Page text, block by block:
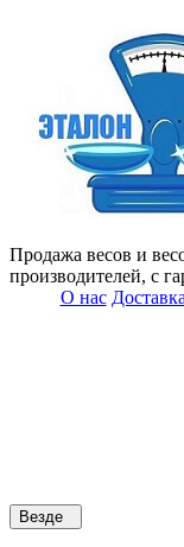
Продажа весов и
производителей, с
О нас Доставка
Везде